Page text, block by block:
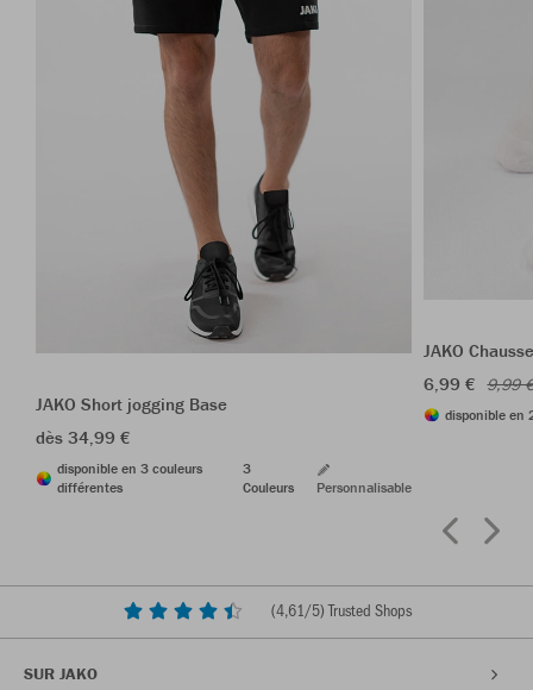
JAKO Short jogging Base
dès 34,99 €
disponible en 3 couleurs
différentes
3
Couleurs
Personnalisable
JAKO
6,99 € 9,99
disponible en
(4,61/5) Trusted Shops
SUR JAKO